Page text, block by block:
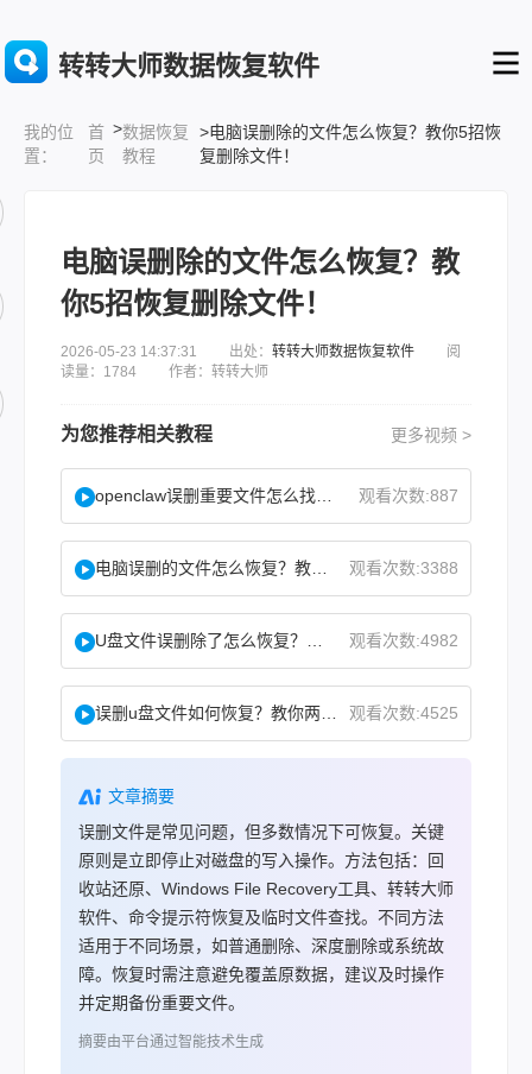
转转大师数据恢复软件
我的位
置：
首
页
>数据恢复
教程
>电脑误删除的文件怎么恢复？教你5招恢
复删除文件！
电脑误删除的文件怎么恢复？教
你5招恢复删除文件！
2026-05-23 14:37:31 出处： 转转大师数据恢复软件 阅
读量：1784 作者：转转大师
为您推荐相关教程 更多视频 >
观看次数:887
观看次数:3388
观看次数:4982
观看次数:4525
文章摘要
误删文件是常见问题，但多数情况下可恢复。关键
原则是立即停止对磁盘的写入操作。方法包括：回
收站还原、Windows File Recovery工具、转转大师
软件、命令提示符恢复及临时文件查找。不同方法
适用于不同场景，如普通删除、深度删除或系统故
障。恢复时需注意避免覆盖原数据，建议及时操作
并定期备份重要文件。
摘要由平台通过智能技术生成